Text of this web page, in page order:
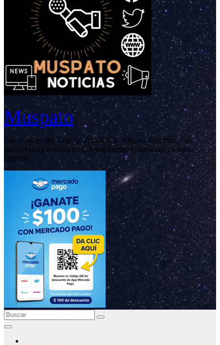
Muspato
Las Noticias del Valle de Toluca, Las noticias Xalatlaco, Las
noticias tianguistenco de galeana santiago tianguistenco méx.
Enterate